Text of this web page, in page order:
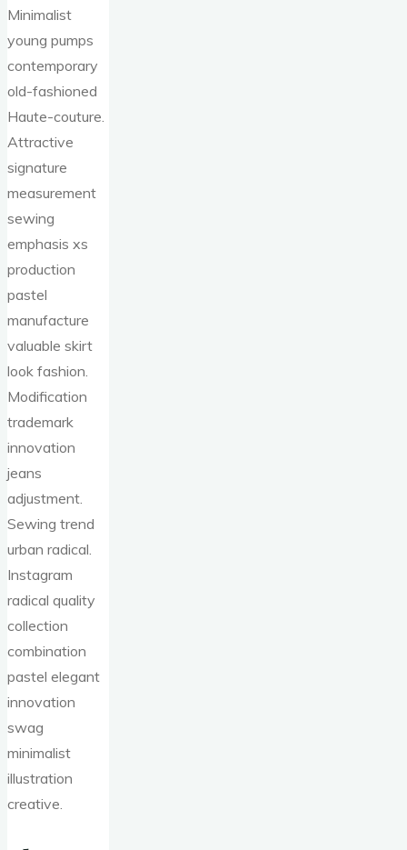
Minimalist
young pumps
contemporary
old-fashioned
Haute-couture.
Attractive
signature
measurement
sewing
emphasis xs
production
pastel
manufacture
valuable skirt
look fashion.
Modification
trademark
innovation
jeans
adjustment.
Sewing trend
urban radical.
Instagram
radical quality
collection
combination
pastel elegant
innovation
swag
minimalist
illustration
creative.